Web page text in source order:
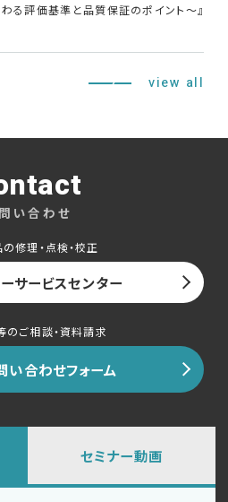
る評価基準と品質保証のポイント～』
view all
い合わせ
修理・点検・校正
サービスセンター
のご相談・資料請求
い合わせフォーム
セミナー動画